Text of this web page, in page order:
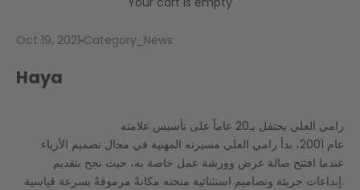
Oct 19, 2021 Category_News
Haya
رامي العلي يحتفل بـ20 عاماً على تأسيس علامته
عام 2001، بدأ رامي العلي مسيرته المهنية في مجال تصميم الأزياء
عندما افتتح صالة عرض وورشة عمل خاصة به، حيث نجح بتقديم
إبداعات جريئة وتصاميم استثنائية منحته مكانةً مرموقةً بسرعة قياسية.